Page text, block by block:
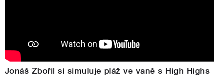
Jonáš Zbořil si simuluje pláž ve vaně s High Highs